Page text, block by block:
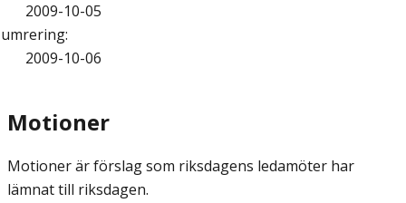
2009-10-05
:
2009-10-06
Motioner
Motioner är förslag som riksdagens ledamöter har
lämnat till riksdagen.